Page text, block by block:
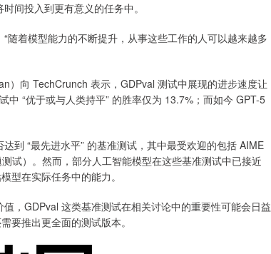
间投入到更有意义的任务中。
着模型能力的不断提升，从事这些工作的人可以越来越多
向 TechCrunch 表示，GDPval 测试中展现的进步速度让
“优于或与人类持平” 的胜率仅为 13.7%；而如今 GPT-5
“最先进水平” 的基准测试，其中最受欢迎的包括 AIME
试）。然而，部分人工智能模型在这些基准测试中已接近
型在实际任务中的能力。
GDPval 这类基准测试在相关讨论中的重要性可能会日益
要推出更全面的测试版本。